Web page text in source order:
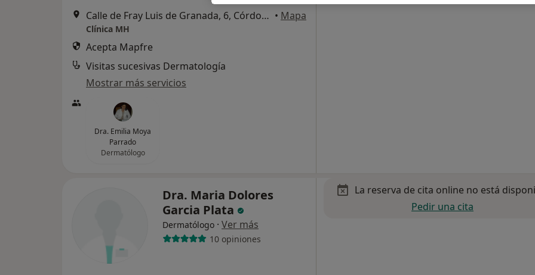
Calle de Fray Luis de Granada, 6, Córdoba • Mapa
Clínica MH
Acepta Mapfre
Visitas sucesivas Dermatología
Mostrar más servicios
Dra. Emilia Moya
Parrado
Dermatólogo
Dra. Maria Dolores
Garcia Plata
Dermatólogo · Ver más
10 opiniones
La reserva de cita online no está
Pedir una cita